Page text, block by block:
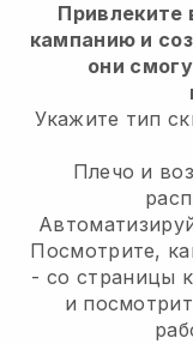
Привлеките
кампанию и
они
Укажите тип
Плечо и
Посмотрите,
- со страницы
и